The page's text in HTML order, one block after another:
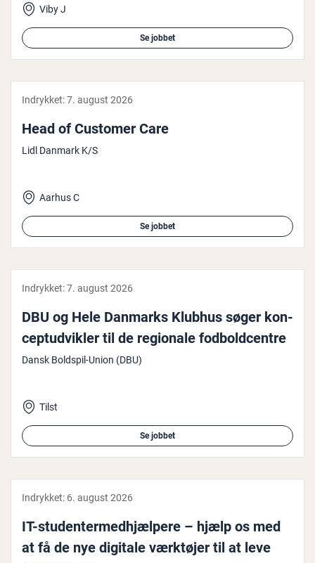
Viby J
Se jobbet
Indrykket:7. august 2026
Head of Customer Care
Lidl Danmark K/S
Aarhus C
Se jobbet
Indrykket:7. august 2026
DBU og Hele Danmarks Klubhus søger kon­
cep­t­ud­vik­ler til de regionale fod­bold­cen­tre
Dansk Boldspil-Union (DBU)
Tilst
Se jobbet
Indrykket: 6. august 2026
IT-stu­den­ter­med­hjæl­pe­re – hjælp os med
at få de nye digitale værktøjer til at leve